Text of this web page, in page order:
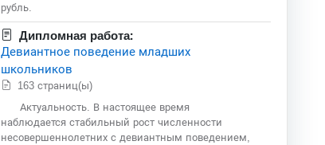
рубль.
Дипломная работа:
Девиантное поведение младших
школьников
163 страниц(ы)
Актуальность. В настоящее время
наблюдается стабильный рост численности
несовершеннолетних с девиантным поведением,